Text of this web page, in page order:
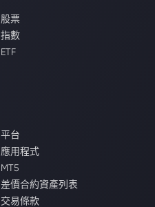
股票
指數
ETF
平台
應用程式
MT5
差價合約資產列表
交易條款